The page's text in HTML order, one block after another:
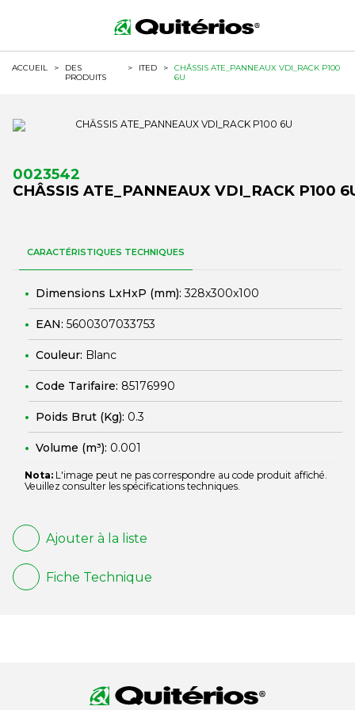
ACCUEIL >
DES
PRODUITS
> ITED >
CHÂSSIS ATE_PANNEAUX VDI_RACK P100
6U
0023542
CHÂSSIS ATE_PANNEAUX VDI_RACK P100
CARACTÉRISTIQUES TECHNIQUES
Dimensions LxHxP (mm):328x300x100
EAN: 5600307033753
Couleur: Blanc
Code Tarifaire: 85176990
Poids Brut (Kg): 0.3
Volume (m³): 0.001
Nota: L'image peut ne pas correspondre au code produit affiché.
Veuillez consulter les spécifications techniques.
Ajouter à la liste
Fiche Technique